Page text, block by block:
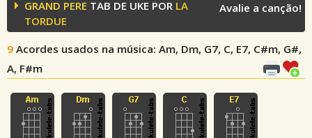
GRAND PERE TAB DE UKE POR LA
TORDUE
9 Acordes usados na música: Am, Dm, G7, C, E7, C#m, G#,
A, F#m
Avalie a canção!